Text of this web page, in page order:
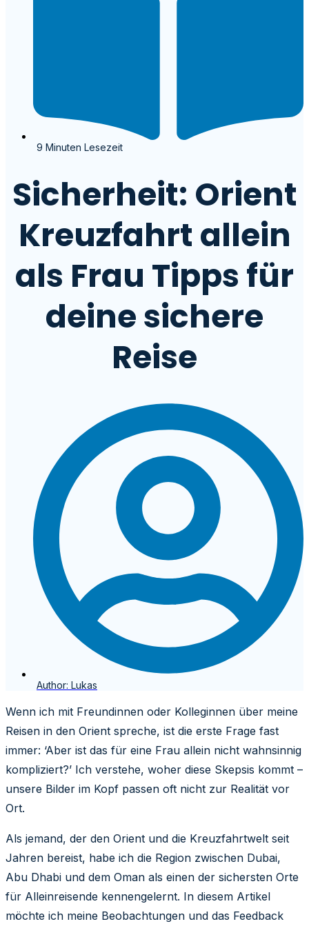
9 Minuten Lesezeit
Sicherheit: Orient
Kreuzfahrt allein
als Frau Tipps für
deine sichere
Reise
Author: Lukas
Wenn ich mit Freundinnen oder Kolleginnen über meine
Reisen in den Orient spreche, ist die erste Frage fast
immer: ‘Aber ist das für eine Frau allein nicht wahnsinnig
kompliziert?’ Ich verstehe, woher diese Skepsis kommt –
unsere Bilder im Kopf passen oft nicht zur Realität vor
Ort.
Als jemand, der den Orient und die Kreuzfahrtwelt seit
Jahren bereist, habe ich die Region zwischen Dubai,
Abu Dhabi und dem Oman als einen der sichersten Orte
für Alleinreisende kennengelernt. In diesem Artikel
möchte ich meine Beobachtungen und das Feedback